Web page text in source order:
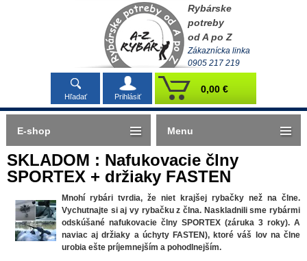
Rybárske
potreby
od A po Z
Zákaznícka linka
0905 217 219
Hľadať Prihlásiť
0,00 €
SKLADOM : Nafukovacie člny
SPORTEX + držiaky FASTEN
Mnohí rybári tvrdia, že niet krajšej rybačky než na člne.
Vychutnajte si aj vy rybačku z člna. Naskladnili sme rybármi
odskúšané nafukovacie člny SPORTEX (záruka 3 roky). A
naviac aj držiaky a úchyty FASTEN), ktoré váš lov na člne
urobia ešte príjemnejším a pohodlnejším.
E-shop Menu